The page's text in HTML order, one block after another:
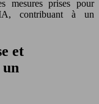
mesures prises pour
contribuant à un
et